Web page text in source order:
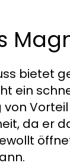
bietet
ein
da er